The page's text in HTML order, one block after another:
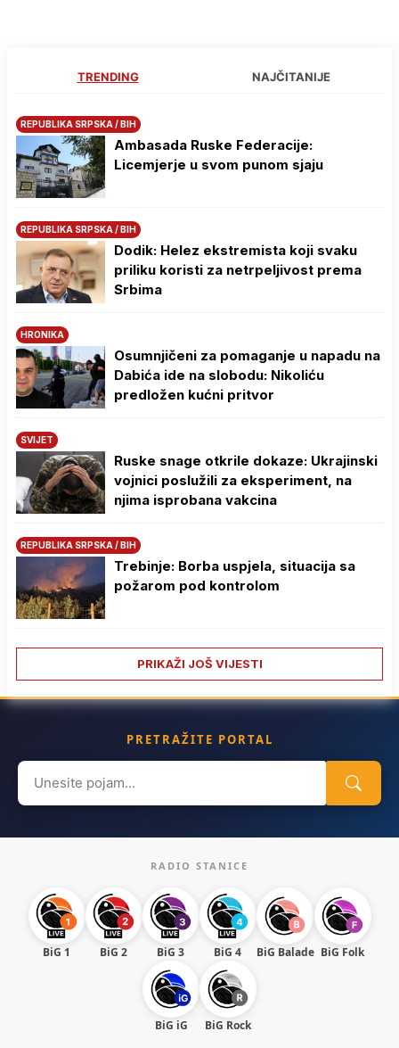
TRENDING NAJČITANIJE
REPUBLIKA SRPSKA / BIH
Ambasada Ruske Federacije:
Licemjerje u svom punom sjaju
REPUBLIKA SRPSKA / BIH
Dodik: Helez ekstremista koji svaku
priliku koristi za netrpeljivost prema
Srbima
HRONIKA
Osumnjičeni za pomaganje u napadu na
Dabića ide na slobodu: Nikoliću
predložen kućni pritvor
SVIJET
Ruske snage otkrile dokaze: Ukrajinski
vojnici poslužili za eksperiment, na
njima isprobana vakcina
REPUBLIKA SRPSKA / BIH
Trebinje: Borba uspjela, situacija sa
požarom pod kontrolom
PRIKAŽI JOŠ VIJESTI
PRETRAŽITE PORTAL
Search
for:
RADIO STANICE
BiG 1 BiG 2 BiG 3 BiG 4 BiG Balade BiG Folk
BiG iG BiG Rock